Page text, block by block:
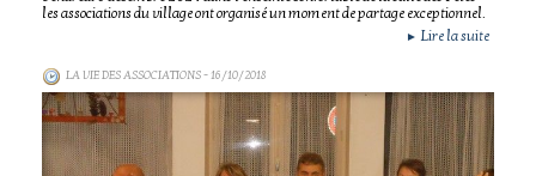
les associations du village ont organisé un moment de partage exceptionnel.
► Lire la suite
LA VIE DES ASSOCIATIONS- 16/10/2018